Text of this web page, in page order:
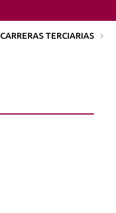
CARRERAS TERCIARIAS